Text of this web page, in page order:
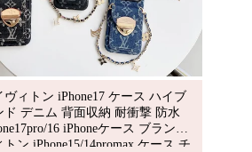
ヴィトン iPhone17 ケース ハイブ
ド デニム 背面収納 耐衝撃 防水
16 iPhoneケース ブランド
トン iPhone15/14promax ケース チ